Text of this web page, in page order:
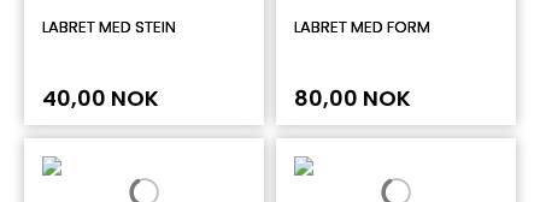
LABRET MED STEIN
40,00 NOK
LABRET MED FORM
80,00 NOK